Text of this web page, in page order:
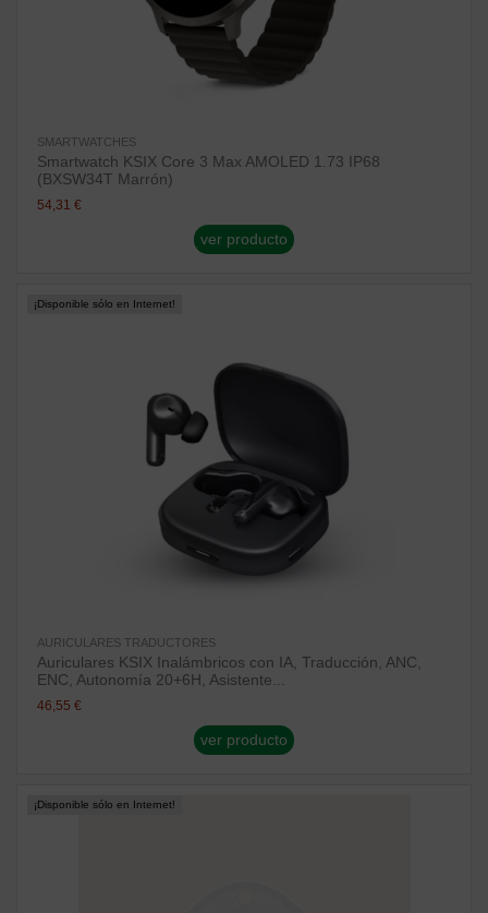
SMARTWATCHES
Smartwatch KSIX Core 3 Max AMOLED 1.73 IP68
(BXSW34T Marrón)
54,31 €
ver producto
¡Disponible sólo en Internet!
AURICULARES TRADUCTORES
Auriculares KSIX Inalámbricos con IA, Traducción, ANC,
ENC, Autonomía 20+6H, Asistente...
46,55 €
ver producto
¡Disponible sólo en Internet!